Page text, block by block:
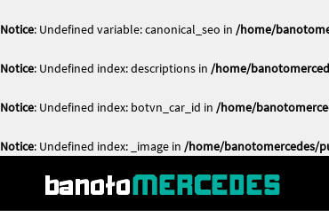
Notice: Undefined variable: canonical_seo in /home/
Notice: Undefined index: descriptions in /home/
Notice: Undefined index: botvn_car_id in /home/
Notice: Undefined index: _image in /home/banotomercedes/